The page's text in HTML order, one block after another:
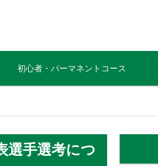
初心者・パーマネントコース
選手選考につ